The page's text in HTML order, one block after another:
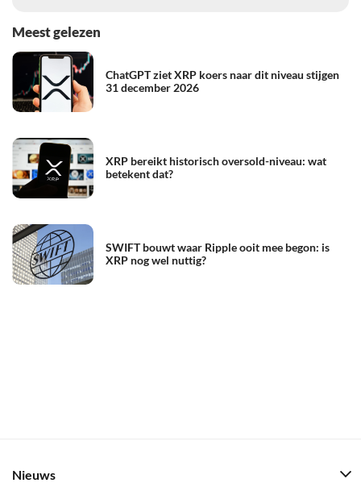
Meest gelezen
ChatGPT ziet XRP koers naar dit niveau stijgen
31 december 2026
XRP bereikt historisch oversold-niveau: wat
betekent dat?
SWIFT bouwt waar Ripple ooit mee begon: is
XRP nog wel nuttig?
Nieuws